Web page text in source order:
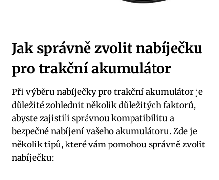
Jak správně zvolit nabíječku
pro trakční akumulátor
Při výběru nabíječky pro trakční akumulátor je
důležité zohlednit několik důležitých faktorů,
abyste zajistili správnou kompatibilitu a
bezpečné nabíjení vašeho akumulátoru. Zde je
několik tipů, které vám pomohou správně zvolit
nabíječku: